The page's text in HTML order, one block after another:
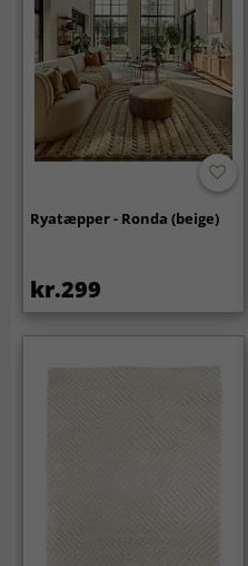
Ryatæpper - Ronda (beige)
kr.299